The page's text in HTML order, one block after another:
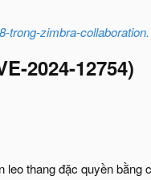
trong-zimbra-
2024-12754)
leo thang đặc quyền bằng